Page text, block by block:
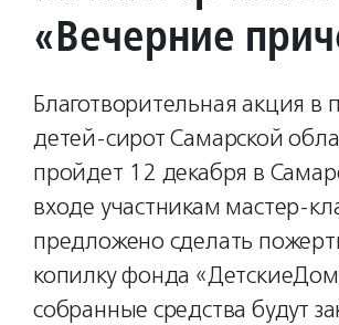
«Вечерние
Благотворительная акция в
детей-сирот Самарской
пройдет 12 декабря в
входе участникам мастер-
предложено сделать
копилку фонда
собранные средства будут